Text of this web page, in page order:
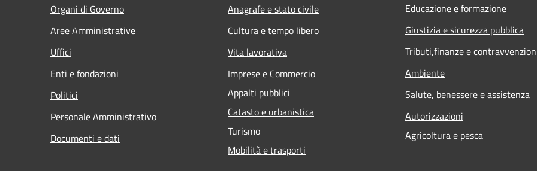
Organi di Governo
Aree Amministrative
Uffici
Enti e fondazioni
Politici
Personale Amministrativo
Documenti e dati
Anagrafe e stato civile
Cultura e tempo libero
Vita lavorativa
Imprese e Commercio
Appalti pubblici
Catasto e urbanistica
Turismo
Mobilità e trasporti
Educazione e formazione
Giustizia e sicurezza pubblica
Tributi,finanze e
Ambiente
Salute, benessere e assistenza
Autorizzazioni
Agricoltura e pesca